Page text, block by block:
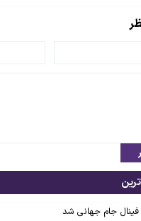
فینال جام جهانی شد